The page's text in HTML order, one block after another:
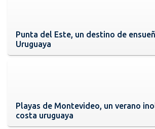
Punta del Este, un destino de
Uruguaya
Playas de Montevideo, un verano
costa uruguaya